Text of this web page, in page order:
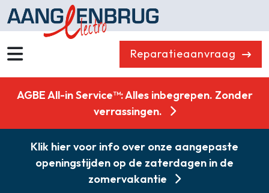
Reparatieaanvraag
Koelen & Vriezen
Koken
Koffiemachines
Professioneel
Stofzuigers
Quooker
Klein huishoudelijk
AGBE All-in Service™: Alles inbegrepen. Zonder
verrassingen.
Klik hier voor info over onze aangepaste
openingstijden op de zaterdagen in de
zomervakantie